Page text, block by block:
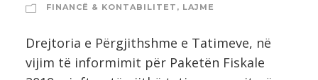
FINANCË & KONTABILITET , LAJME
Drejtoria e Përgjithshme e Tatimeve, në
vijim të informimit për Paketën Fiskale